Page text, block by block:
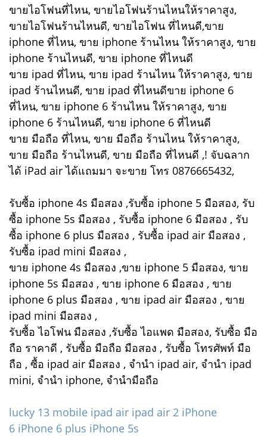
ขายไอโฟนที่ไหน, ขายไอโฟนร้านไหนให้ราคาสูง,
ขายไอโฟนร้านไหนดี, ขายไอโฟน ที่ไหนดี,ขาย
iphone ที่ไหน, ขาย iphone ร้านไหน ให้ราคาสูง, ขาย
iphone ร้านไหนดี, ขาย iphone ที่ไหนดี
ขาย ipad ที่ไหน, ขาย ipad ร้านไหน ให้ราคาสูง, ขาย
ipad ร้านไหนดี, ขาย ipad ที่ไหนดีขาย iphone 6
ที่ไหน, ขาย iphone 6 ร้านไหน ให้ราคาสูง, ขาย
iphone 6 ร้านไหนดี, ขาย iphone 6 ที่ไหนดี
ขาย มือถือ ที่ไหน, ขาย มือถือ ร้านไหน ให้ราคาสูง,
ขาย มือถือ ร้านไหนดี, ขาย มือถือ ที่ไหนดี ,! จับฉลาก
ได้ iPad air ได้แถมมา จะขาย โทร 0876665432,
รับซื้อ iphone 4s มือสอง ,รับซื้อ iphone 5 มือสอง, รับ
ซื้อ iphone 5s มือสอง , รับซื้อ iphone 6 มือสอง , รับ
ซื้อ iphone 6 plus มือสอง , รับซื้อ ipad air มือสอง ,
รับซื้อ ipad mini มือสอง ,
ขาย iphone 4s มือสอง ,ขาย iphone 5 มือสอง, ขาย
iphone 5s มือสอง , ขาย iphone 6 มือสอง , ขาย
iphone 6 plus มือสอง , ขาย ipad air มือสอง , ขาย
ipad mini มือสอง ,
รับซื้อ ไอโฟน มือสอง ,รับซื้อ ไอแพด มือสอง, รับซื้อ มือ
ถือ ราคาดี , รับซื้อ มือถือ มือสอง , รับซื้อ โทรศัพท์ มือ
ถือ , ซื้อ ipad air มือสอง , จำนำ ipad air, จำนำ ipad
mini, จำนำ iphone, จำนำมือถือ
lucky 13 mobile ipad air ipad air 2 iPhone
6 iPhone 6 plus iPhone 5s